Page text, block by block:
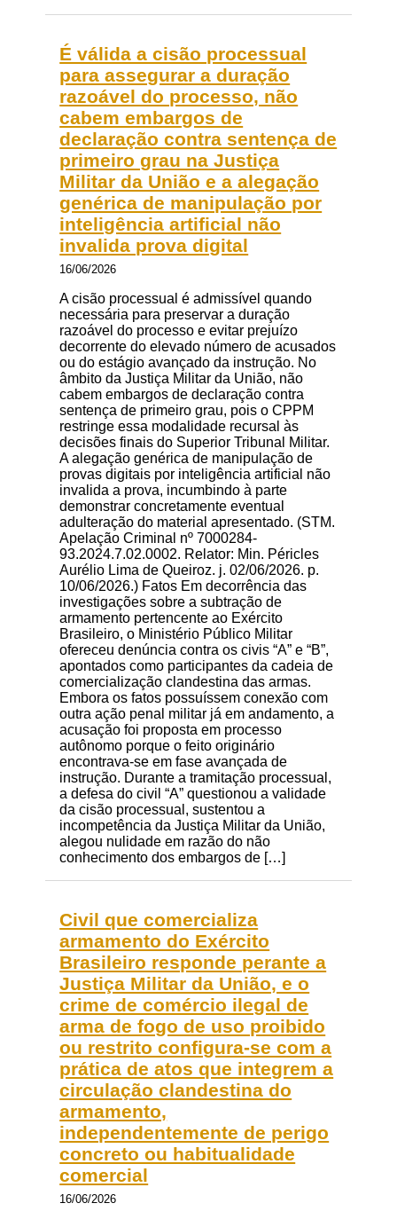
É válida a cisão processual
para assegurar a duração
razoável do processo, não
cabem embargos de
declaração contra sentença de
primeiro grau na Justiça
Militar da União e a alegação
genérica de manipulação por
inteligência artificial não
invalida prova digital
16/06/2026
A cisão processual é admissível quando
necessária para preservar a duração
razoável do processo e evitar prejuízo
decorrente do elevado número de acusados
ou do estágio avançado da instrução. No
âmbito da Justiça Militar da União, não
cabem embargos de declaração contra
sentença de primeiro grau, pois o CPPM
restringe essa modalidade recursal às
decisões finais do Superior Tribunal Militar.
A alegação genérica de manipulação de
provas digitais por inteligência artificial não
invalida a prova, incumbindo à parte
demonstrar concretamente eventual
adulteração do material apresentado. (STM.
Apelação Criminal nº 7000284-
93.2024.7.02.0002. Relator: Min. Péricles
Aurélio Lima de Queiroz. j. 02/06/2026. p.
10/06/2026.) Fatos Em decorrência das
investigações sobre a subtração de
armamento pertencente ao Exército
Brasileiro, o Ministério Público Militar
ofereceu denúncia contra os civis “A” e “B”,
apontados como participantes da cadeia de
comercialização clandestina das armas.
Embora os fatos possuíssem conexão com
outra ação penal militar já em andamento, a
acusação foi proposta em processo
autônomo porque o feito originário
encontrava-se em fase avançada de
instrução. Durante a tramitação processual,
a defesa do civil “A” questionou a validade
da cisão processual, sustentou a
incompetência da Justiça Militar da União,
alegou nulidade em razão do não
conhecimento dos embargos de […]
Civil que comercializa
armamento do Exército
Brasileiro responde perante a
Justiça Militar da União, e o
crime de comércio ilegal de
arma de fogo de uso proibido
ou restrito configura-se com a
prática de atos que integrem a
circulação clandestina do
armamento,
independentemente de perigo
concreto ou habitualidade
comercial
16/06/2026